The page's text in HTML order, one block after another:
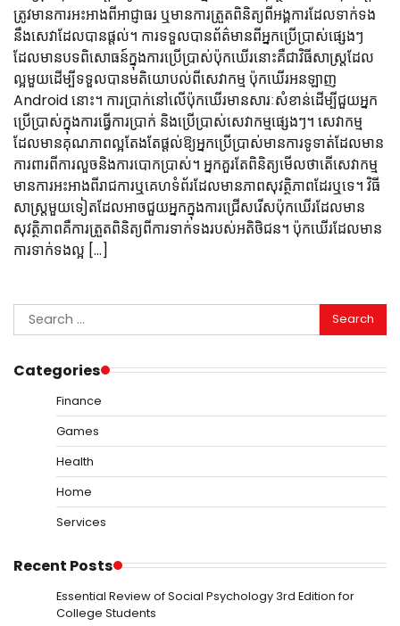
ត្រូវមានការអះអាងពីអាជ្ញាធរ ឬមានការត្រួតពិនិត្យពីអង្គការដែលទាក់ទង
នឹងសេវាដែលបានផ្តល់។ ការទទួលបានព័ត៌មានពីអ្នកប្រើប្រាស់ផ្សេងៗ
ដែលមានបទពិសោធន៍ក្នុងការប្រើប្រាស់ប៉ុកឃើរនោះគឺជាវិធីសាស្ត្រដែល
ល្អមួយដើម្បីទទួលបានមតិយោបល់ពីសេវាកម្ម ប៉ុកឃើរអនឡាញ
Android នោះ។ ការប្រាក់នៅលើប៉ុកឃើរមានសារៈសំខាន់ដើម្បីជួយអ្នក
ប្រើប្រាស់ក្នុងការធ្វើការប្រាក់ និងប្រើប្រាស់សេវាកម្មផ្សេងៗ។ សេវាកម្ម
ដែលមានគុណភាពល្អតែងតែផ្តល់ឱ្យអ្នកប្រើប្រាស់មានការទូទាត់ដែលមាន
ការពារពីការលួចនិងការបោកប្រាស់។ អ្នកគួរតែពិនិត្យមើលថាតើសេវាកម្ម
មានការអះអាងពីរាជការឬគេហទំព័រដែលមានភាពសុវត្ថិភាពដែរឬទេ។ វិធី
សាស្ត្រមួយទៀតដែលអាចជួយអ្នកក្នុងការជ្រើសរើសប៉ុកឃើរដែលមាន
សុវត្ថិភាពគឺការត្រួតពិនិត្យពីការទាក់ទងរបស់អតិថិជន។ ប៉ុកឃើរដែលមាន
ការទាក់ទងល្អ […]
Search
for:
Categories
Finance
Games
Health
Home
Services
Recent Posts
Essential Review of Social Psychology 3rd Edition for
College Students